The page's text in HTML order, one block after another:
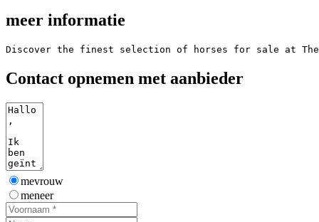
meer informatie
Discover the finest selection of horses for sale at
Contact opnemen met aanbieder
mevrouw
meneer